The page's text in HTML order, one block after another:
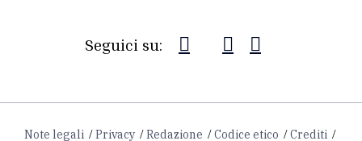
Seguici su:
Note legali Privacy Redazione Codice etico Crediti